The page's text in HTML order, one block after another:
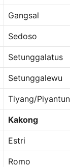
Gangsal
Sedoso
Setunggalatus
Setunggalewu
Tiyang/Piyantun
Kakong
Estri
Romo